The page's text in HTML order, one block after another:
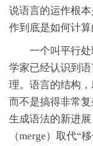
说语言的运作根
作到底是如何计算
一个叫平行处
学家已经认识到
理。语言的结构
而不是搞得非常复
生成语法的新进
（merge）取代“